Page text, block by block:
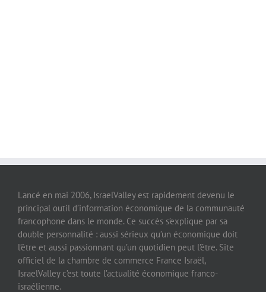
Lancé en mai 2006, IsraelValley est rapidement devenu le
principal outil d’information économique de la communauté
francophone dans le monde. Ce succès s’explique par sa
double personnalité : aussi sérieux qu’un économique doit
l’être et aussi passionnant qu’un quotidien peut l’être. Site
officiel de la chambre de commerce France Israël,
IsraelValley c’est toute l’actualité économique franco-
israélienne.